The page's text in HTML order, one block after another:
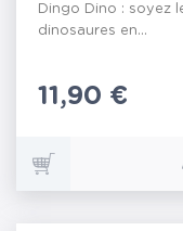
Dingo Dino : soyez
dinosaures en...
Prix
11,90 €